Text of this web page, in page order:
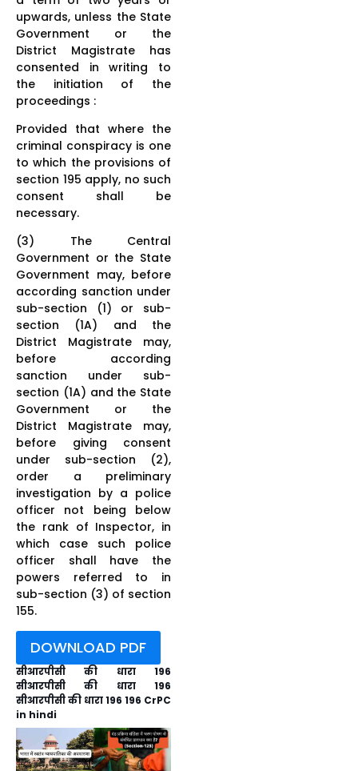
upwards, unless the State
Government or the
District Magistrate has
consented in writing to
the initiation of the
proceedings :
Provided that where the
criminal conspiracy is one
to which the provisions of
section 195 apply, no such
consent shall be
necessary.
(3) The Central
Government or the State
Government may, before
according sanction under
sub-section (1) or sub-
section (1A) and the
District Magistrate may,
before according
sanction under sub-
section (1A) and the State
Government or the
District Magistrate may,
before giving consent
under sub-section (2),
order a preliminary
investigation by a police
officer not being below
the rank of Inspector, in
which case such police
officer shall have the
powers referred to in
sub-section (3) of section
155.
DOWNLOAD PDF
सीआरपीसी की धारा 196
सीआरपीसी की धारा 196
सीआरपीसी की धारा 196 196 CrPC
in hindi